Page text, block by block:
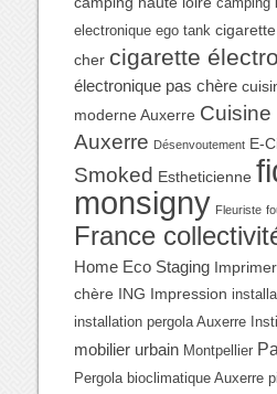
camping
electronique ego tank
cher cigarette
électronique pas chère
moderne Auxerre Cuisine
Auxerre Désenvoutement E-
Smoked Estheticienne
monsigny Fleuriste
France
Home Eco Staging
chère ING Impression
installation pergola Auxerre
mobilier urbain Montpellier
Pergola bioclimatique Auxerre